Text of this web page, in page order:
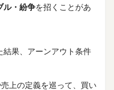
ル・紛争を招くことがあ
結果、アーンアウト条件
上の定義を巡って、買い